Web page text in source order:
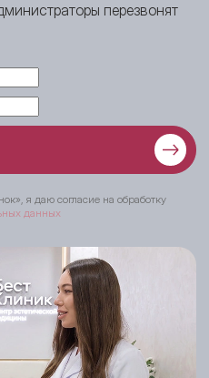
перезвонят
я даю согласие на обработку
данных